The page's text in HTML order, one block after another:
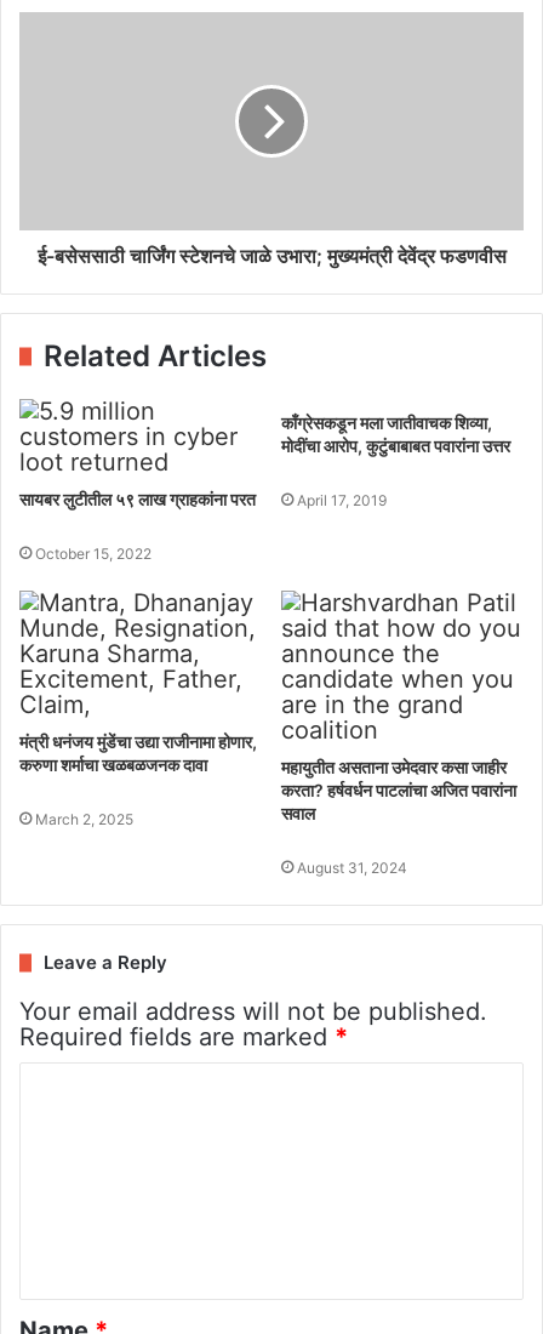
ई-बसेससाठी चार्जिंग स्टेशनचे जाळे उभारा; मुख्यमंत्री देवेंद्र फडणवीस
Related Articles
सायबर लुटीतील ५९ लाख ग्राहकांना परत
October 15, 2022
काँग्रेसकडून मला जातीवाचक शिव्या,
मोदींचा आरोप, कुटुंबाबाबत पवारांना उत्तर
April 17, 2019
मंत्री धनंजय मुंडेंचा उद्या राजीनामा होणार,
करुणा शर्माचा खळबळजनक दावा
March 2, 2025
महायुतीत असताना उमेदवार कसा जाहीर
करता? हर्षवर्धन पाटलांचा अजित पवारांना
सवाल
August 31, 2024
Leave a Reply
Your email address will not be published.
Required fields are marked *
t